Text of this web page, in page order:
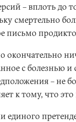
– вплоть до
смертельно
письмо
окончательно
с болезнью
– не
к тому, что